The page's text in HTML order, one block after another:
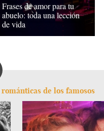
Frases de amor para tu
abuelo: toda una lección
de vida
de los famosos